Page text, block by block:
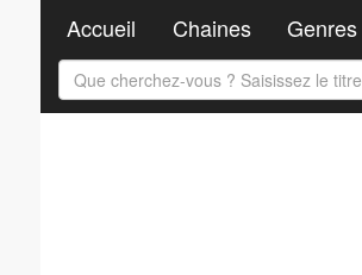
Accueil Chaines Genres